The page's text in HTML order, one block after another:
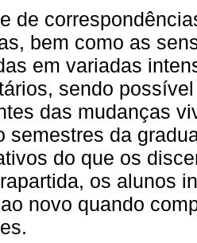
de
bem como as
em variadas
sendo
das mudanças
semestres da
do que os
os alunos
novo quando